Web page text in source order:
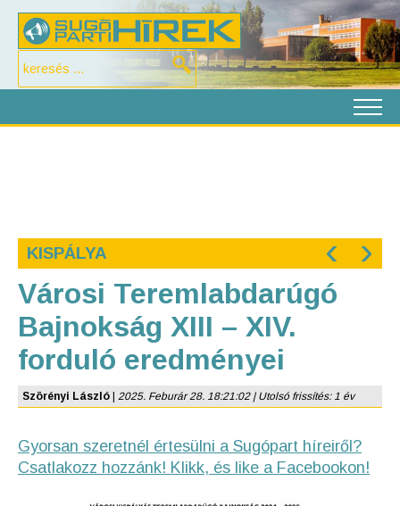
KISPÁLYA ‹ ›
Városi Teremlabdarúgó
Bajnokság XIII – XIV.
forduló eredményei
Szörényi László 2025. Feburár 28. 18:21:02 | Utolsó frissítés: 1 év
Gyorsan szeretnél értesülni a Sugópart híreiről?
Csatlakozz hozzánk! Klikk, és like a Facebookon!